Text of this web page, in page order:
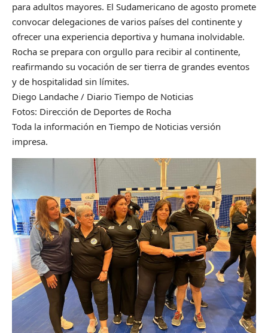
para adultos mayores. El Sudamericano de agosto promete
convocar delegaciones de varios países del continente y
ofrecer una experiencia deportiva y humana inolvidable.
Rocha se prepara con orgullo para recibir al continente,
reafirmando su vocación de ser tierra de grandes eventos
y de hospitalidad sin límites.
Diego Landache / Diario Tiempo de Noticias
Fotos: Dirección de Deportes de Rocha
Toda la información en Tiempo de Noticias versión
impresa.